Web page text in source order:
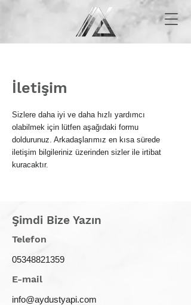
İletişim
Sizlere daha iyi ve daha hızlı yardımcı
olabilmek için lütfen aşağıdaki formu
doldurunuz. Arkadaşlarımız en kısa sürede
iletişim bilgileriniz üzerinden sizler ile irtibat
kuracaktır.
Şimdi Bize Yazın
Telefon
05348821359
E-mail
info@aydustyapi.com